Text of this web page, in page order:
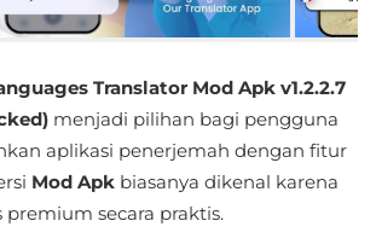
Translator Mod Apk v1.2.2.7
menjadi pilihan bagi pengguna
aplikasi penerjemah dengan fitur
Mod Apk biasanya dikenal karena
secara praktis.